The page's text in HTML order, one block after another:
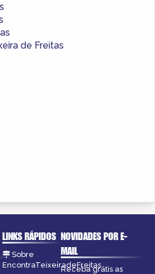
de Freitas
LINKS RÁPIDOS
Sobre
EncontraTeixeiradeFreitas
NOVIDADES POR E-
MAIL
Receba grátis as